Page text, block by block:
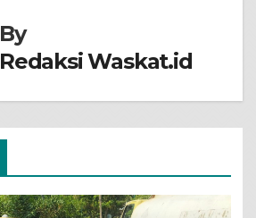
By
Redaksi Waskat.id